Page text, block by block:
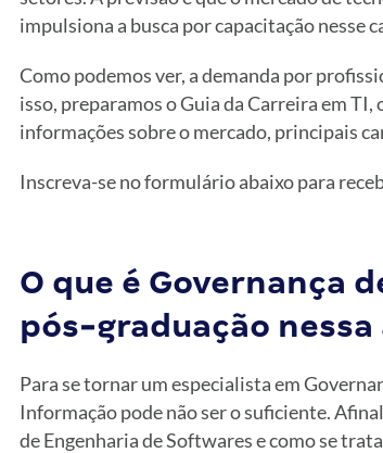
impulsiona a busca por capacitação nesse
Como podemos ver, a demanda por
isso, preparamos o Guia da Carreira em
informações sobre o mercado, principais
Inscreva-se no formulário abaixo para
O que é Governança
pós-graduação nessa
Para se tornar um especialista em
Informação pode não ser o suficiente.
de Engenharia de Softwares e como se